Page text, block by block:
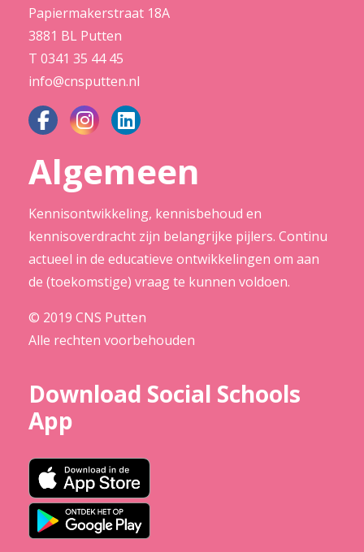
Papiermakerstraat 18A
3881 BL Putten
T 0341 35 44 45
info@cnsputten.nl
Algemeen
Kennisontwikkeling, kennisbehoud en
kennisoverdracht zijn belangrijke pijlers. Continu
actueel in de educatieve ontwikkelingen om aan
de (toekomstige) vraag te kunnen voldoen.
© 2019 CNS Putten
Alle rechten voorbehouden
Download Social Schools
App